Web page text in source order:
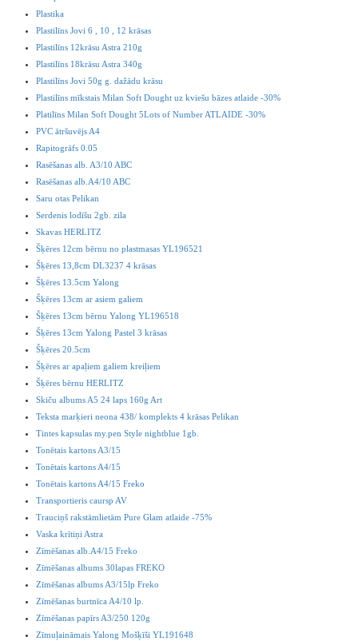
Plastika
Plastilīns Jovi 6 , 10 , 12 krāsas
Plastilīns 12krāsu Astra 210g
Plastilīns 18krāsu Astra 340g
Plastilīns Jovi 50g g. dažādu krāsu
Plastilīns mīkstais Milan Soft Dought uz kviešu bāzes atlaide -30%
Platilīns Milan Soft Dought 5Lots of Number ATLAIDE -30%
PVC ātršuvējs A4
Rapitogrāfs 0.05
Rasēšanas alb. A3/10 ABC
Rasēšanas alb.A4/10 ABC
Saru otas Pelikan
Serdenis lodīšu 2gb. zila
Skavas HERLITZ
Šķēres 12cm bērnu no plastmasas YL196521
Šķēres 13,8cm DL3237 4 krāsas
Šķēres 13.5cm Yalong
Šķēres 13cm ar asiem galiem
Šķēres 13cm bērnu Yalong YL196518
Šķēres 13cm Yalong Pastel 3 krāsas
Šķēres 20.5cm
Šķēres ar apaļiem galiem kreiļiem
Šķēres bērnu HERLITZ
Skiču albums A5 24 laps 160g Art
Teksta marķieri neona 438/ komplekts 4 krāsas Pelikan
Tintes kapsulas my.pen Style nightblue 1gb.
Tonētais kartons A3/15
Tonētais kartons A4/15
Tonētais kartons A4/15 Freko
Transportieris caursp AV
Trauciņš rakstāmlietām Pure Glam atlaide -75%
Vaska krītiņi Astra
Zīmēšanas alb.A4/15 Freko
Zīmēšanas albums 30lapas FREKO
Zīmēšanas albums A3/15lp Freko
Zīmēšanas burtnīca A4/10 lp.
Zīmēšanas papīrs A3/250 120g
Zīmuļaināmais Yalong Mošķīši YL191648